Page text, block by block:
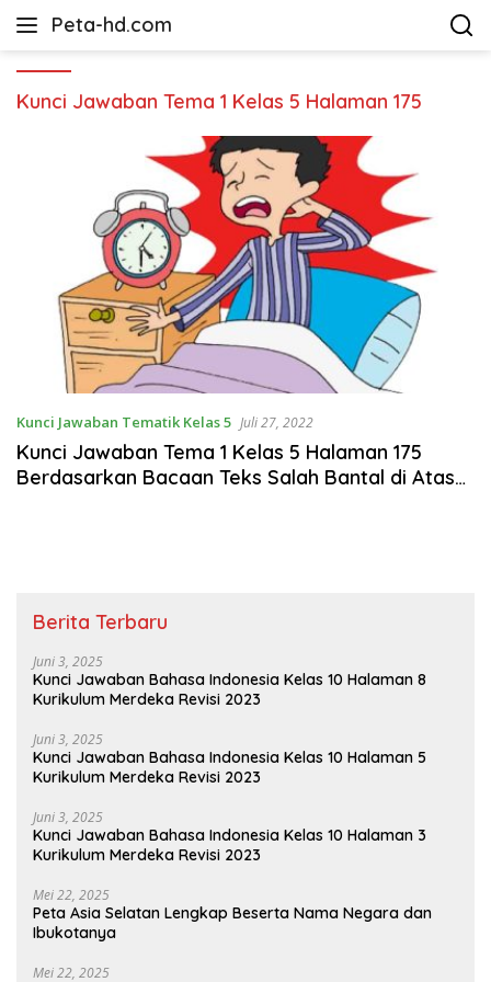
Peta-hd.com
Kumpulan
HD
Kunci Jawaban Tema 1 Kelas 5 Halaman 175
Kunci Jawaban Tematik Kelas 5 Juli 27, 2022
Kunci Jawaban Tema 1 Kelas 5 Halaman 175
Berdasarkan Bacaan Teks Salah Bantal di Atas
Berita Terbaru
Juni 3, 2025
Kunci Jawaban Bahasa Indonesia Kelas 10 Halaman 8
Kurikulum Merdeka Revisi 2023
Juni 3, 2025
Kunci Jawaban Bahasa Indonesia Kelas 10 Halaman 5
Kurikulum Merdeka Revisi 2023
Juni 3, 2025
Kunci Jawaban Bahasa Indonesia Kelas 10 Halaman 3
Kurikulum Merdeka Revisi 2023
Mei 22, 2025
Peta Asia Selatan Lengkap Beserta Nama Negara dan
Ibukotanya
Mei 22, 2025